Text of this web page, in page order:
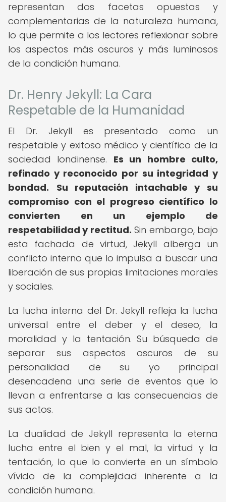
representan dos facetas opuestas y
complementarias de la naturaleza humana,
lo que permite a los lectores reflexionar sobre
los aspectos más oscuros y más luminosos
de la condición humana.
Dr. Henry Jekyll: La Cara
Respetable de la Humanidad
El Dr. Jekyll es presentado como un
respetable y exitoso médico y científico de la
sociedad londinense. Es un hombre culto,
refinado y reconocido por su integridad y
bondad.
Su reputación intachable y su
compromiso con el progreso científico lo
convierten en un ejemplo de
respetabilidad y rectitud. Sin embargo, bajo
esta fachada de virtud, Jekyll alberga un
conflicto interno que lo impulsa a buscar una
liberación de sus propias limitaciones morales
y sociales.
La lucha interna del Dr. Jekyll refleja la lucha
universal entre el deber y el deseo, la
moralidad y la tentación. Su búsqueda de
separar sus aspectos oscuros de su
personalidad de su yo principal
desencadena una serie de eventos que lo
llevan a enfrentarse a las consecuencias de
sus actos.
La dualidad de Jekyll representa la eterna
lucha entre el bien y el mal, la virtud y la
tentación, lo que lo convierte en un símbolo
vívido de la complejidad inherente a la
condición humana.